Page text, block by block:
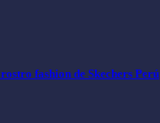
fashion de Skechers Perú